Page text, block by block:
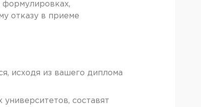
формулировках,
отказу в приеме
исходя из вашего диплома
составят